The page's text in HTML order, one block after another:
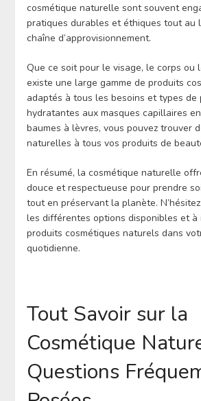
cosmétique naturelle sont souvent
pratiques durables et éthiques tout au
chaîne d’approvisionnement.
Que ce soit pour le visage, le corps ou
existe une large gamme de produits
adaptés à tous les besoins et types de
hydratantes aux masques capillaires
baumes à lèvres, vous pouvez trouver
naturelles à tous vos produits de
En résumé, la cosmétique naturelle
douce et respectueuse pour prendre
tout en préservant la planète.
les différentes options disponibles et à
produits cosmétiques naturels dans
quotidienne.
Tout Savoir sur la
Cosmétique
Questions